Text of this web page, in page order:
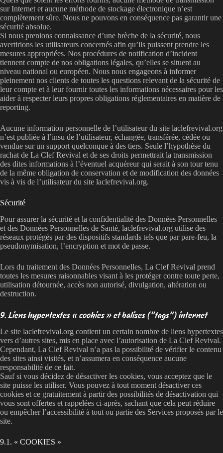
sur Internet et aucune méthode de stockage électronique n’est
complètement sûre. Nous ne pouvons en conséquence pas garantir une
sécurité absolue.
Si nous prenions connaissance d’une brèche de la sécurité, nous
avertirions les utilisateurs concernés afin qu’ils puissent prendre les
mesures appropriées. Nos procédures de notification d’incident
tiennent compte de nos obligations légales, qu’elles se situent au
niveau national ou européen. Nous nous engageons à informer
pleinement nos clients de toutes les questions relevant de la sécurité de
leur compte et à leur fournir toutes les informations nécessaires pour les
aider à respecter leurs propres obligations réglementaires en matière de
reporting.
Aucune information personnelle de l’utilisateur du site laclefrevival.org
n’est publiée à l’insu de l’utilisateur, échangée, transférée, cédée ou
vendue sur un support quelconque à des tiers. Seule l’hypothèse du
rachat de La Clef Revival et de ses droits permettrait la transmission
des dites informations à l’éventuel acquéreur qui serait à son tour tenu
de la même obligation de conservation et de modification des données
vis à vis de l’utilisateur du site laclefrevival.org.
Sécurité
Pour assurer la sécurité et la confidentialité des Données Personnelles
et des Données Personnelles de Santé, laclefrevival.org utilise des
réseaux protégés par des dispositifs standards tels que par pare-feu, la
pseudonymisation, l’encryption et mot de passe.
Lors du traitement des Données Personnelles, La Clef Revival prend
toutes les mesures raisonnables visant à les protéger contre toute perte,
utilisation détournée, accès non autorisé, divulgation, altération ou
destruction.
9. Liens hypertextes « cookies » et balises (“tags”) internet
Le site laclefrevival.org contient un certain nombre de liens hypertextes
vers d’autres sites, mis en place avec l’autorisation de La Clef Revival.
Cependant, La Clef Revival n’a pas la possibilité de vérifier le contenu
des sites ainsi visités, et n’assumera en conséquence aucune
responsabilité de ce fait.
Sauf si vous décidez de désactiver les cookies, vous acceptez que le
site puisse les utiliser. Vous pouvez à tout moment désactiver ces
cookies et ce gratuitement à partir des possibilités de désactivation qui
vous sont offertes et rappelées ci-après, sachant que cela peut réduire
ou empêcher l’accessibilité à tout ou partie des Services proposés par le
site.
9.1. « COOKIES »